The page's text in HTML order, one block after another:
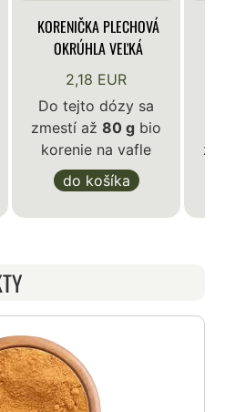
KORENIČKA PLECHOVÁ
OKRÚHLA VEĽKÁ
2,18 EUR
Do tejto dózy sa
zmestí až80 g bio
korenie na vafle
do košíka